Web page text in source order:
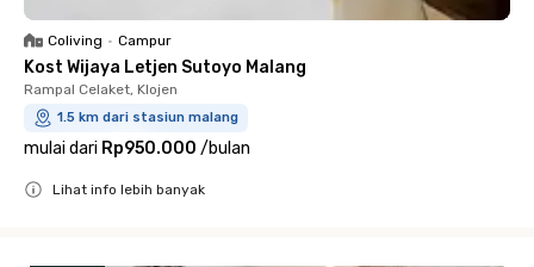
Coliving • Campur
Kost Wijaya Letjen Sutoyo Malang
Rampal Celaket, Klojen
1.5 km dari stasiun malang
mulai dari Rp950.000 /bulan
Lihat info lebih banyak